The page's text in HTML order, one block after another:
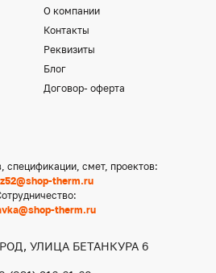
О компании
Контакты
Реквизиты
Блог
Договор- оферта
спецификации, смет, проектов:
therm.ru
therm.ru
УЛИЦА БЕТАНКУРА 6